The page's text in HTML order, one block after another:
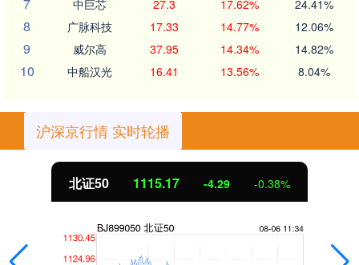
中巨芯 27.3 17.62% 24.41%
8 广脉科技 17.33 14.77% 12.06%
9 威尔高 37.95 14.34% 14.82%
10 中船汉光 16.41 13.56% 8.04%
沪深京行情 实时轮播
北证50 1115.17 -4.29 -0.38%